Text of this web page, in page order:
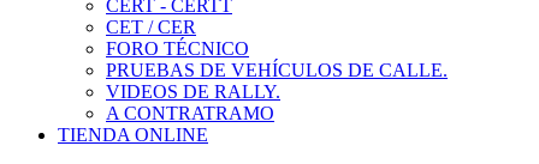
CERT - CERTT
CET / CER
FORO TÉCNICO
PRUEBAS DE VEHÍCULOS DE CALLE.
VIDEOS DE RALLY.
A CONTRATRAMO
TIENDA ONLINE